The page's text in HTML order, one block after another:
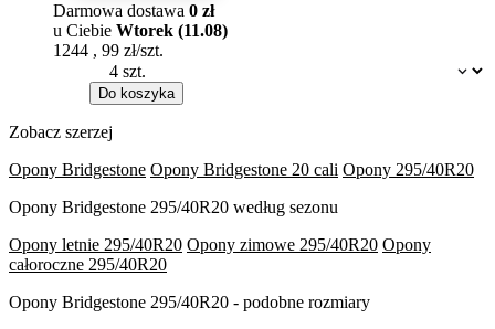
Dostępność:
Darmowa dostawa 0 zł
u Ciebie Wtorek (11.08)
1244 , 99 zł/szt.
Do koszyka
Zobacz szerzej
Opony Bridgestone Opony Bridgestone 20 cali Opony 295/40R20
Opony Bridgestone 295/40R20 według sezonu
Opony letnie 295/40R20 Opony zimowe 295/40R20 Opony
całoroczne 295/40R20
Opony Bridgestone 295/40R20 - podobne rozmiary